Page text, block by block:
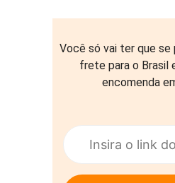
Você só vai ter que se
frete para o Brasil
encomenda